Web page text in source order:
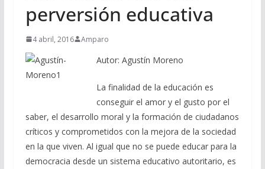
perversión educativa
4 abril, 2016 Amparo
Autor: Agustín Moreno
La finalidad de la educación es
conseguir el amor y el gusto por el
saber, el desarrollo moral y la formación de ciudadanos
críticos y comprometidos con la mejora de la sociedad
en la que viven. Al igual que no se puede educar para la
democracia desde un sistema educativo autoritario, es